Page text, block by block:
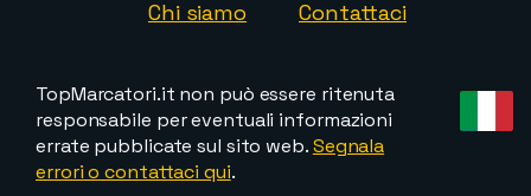
Chi siamo Contattaci
TopMarcatori.it non può essere ritenuta
responsabile per eventuali informazioni
errate pubblicate sul sito web.Segnala
errori o contattaci qui.